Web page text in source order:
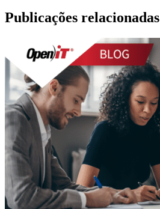
Publicações relacionadas